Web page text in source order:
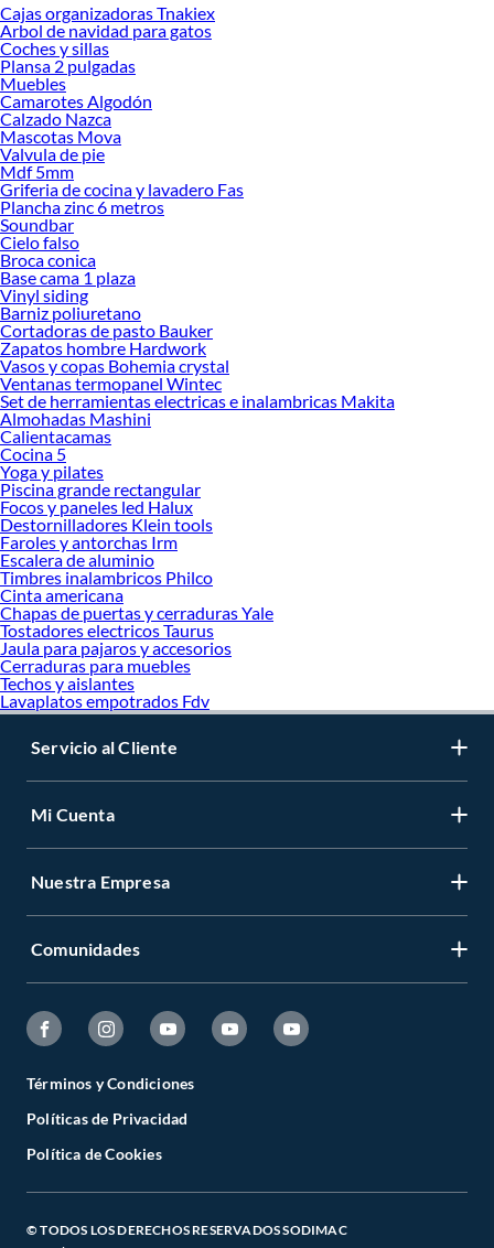
Cajas organizadoras Tnakiex
Arbol de navidad para gatos
Coches y sillas
Plansa 2 pulgadas
Muebles
Camarotes Algodón
Calzado Nazca
Mascotas Mova
Valvula de pie
Mdf 5mm
Griferia de cocina y lavadero Fas
Plancha zinc 6 metros
Soundbar
Cielo falso
Broca conica
Base cama 1 plaza
Vinyl siding
Barniz poliuretano
Cortadoras de pasto Bauker
Zapatos hombre Hardwork
Vasos y copas Bohemia crystal
Ventanas termopanel Wintec
Set de herramientas electricas e inalambricas Makita
Almohadas Mashini
Calientacamas
Cocina 5
Yoga y pilates
Piscina grande rectangular
Focos y paneles led Halux
Destornilladores Klein tools
Faroles y antorchas Irm
Escalera de aluminio
Timbres inalambricos Philco
Cinta americana
Chapas de puertas y cerraduras Yale
Tostadores electricos Taurus
Jaula para pajaros y accesorios
Cerraduras para muebles
Techos y aislantes
Lavaplatos empotrados Fdv
Servicio al Cliente
Mi Cuenta
Nuestra Empresa
Comunidades
Términos y Condiciones
Políticas de Privacidad
Política de Cookies
© TODOS LOS DERECHOS RESERVADOS SODIMAC